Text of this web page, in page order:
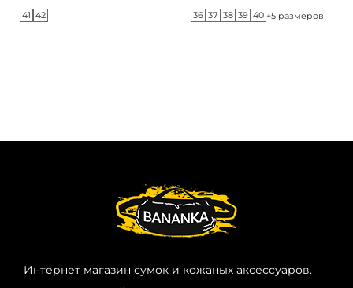
41 42 36 37 38 39 40 +5 размеров
Интернет магазин сумок и кожаных аксессуаров.